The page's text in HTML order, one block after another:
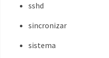
sshd
sincronizar
sistema